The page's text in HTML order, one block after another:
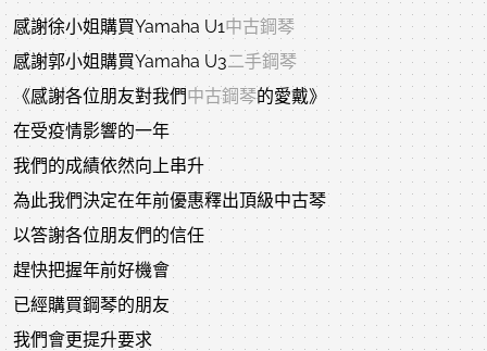
感謝徐小姐購買Yamaha U1中古鋼琴
感謝郭小姐購買Yamaha U3二手鋼琴
《感謝各位朋友對我們中古鋼琴的愛戴》
在受疫情影響的一年
我們的成績依然向上串升
為此我們決定在年前優惠釋出頂級中古琴
以答謝各位朋友們的信任
趕快把握年前好機會
已經購買鋼琴的朋友
我們會更提升要求